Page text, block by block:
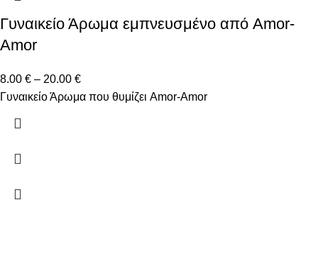
Γυναικείο Άρωμα εμπνευσμένο από Amor-
Amor
8.00 € – 20.00 €
Γυναικείο Άρωμα που θυμίζει Amor-Amor